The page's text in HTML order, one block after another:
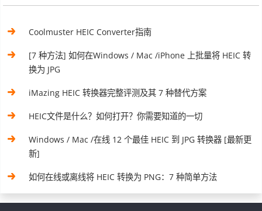
Coolmuster HEIC Converter指南
[7 种方法] 如何在Windows / Mac /iPhone 上批量将 HEIC 转
换为 JPG
iMazing HEIC 转换器完整评测及其 7 种替代方案
HEIC文件是什么？如何打开？你需要知道的一切
Windows / Mac /在线 12 个最佳 HEIC 到 JPG 转换器 [最新更
新]
如何在线或离线将 HEIC 转换为 PNG：7 种简单方法